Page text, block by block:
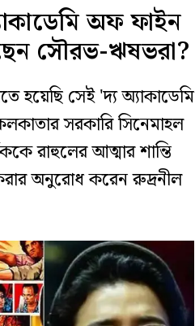
অফ ফাইন
সৌরভ-ঋষভরা?
সেই 'দ্য অ্যাকাডেমি
সরকারি সিনেমাহল
রাহুলের আত্মার শান্তি
অনুরোধ করেন রুদ্রনীল